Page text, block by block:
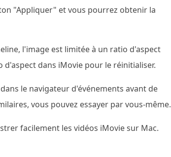
"Appliquer" et vous pourrez obtenir la
l'image est limitée à un ratio d'aspect
dans iMovie pour le réinitialiser.
le navigateur d'événements avant de
vous pouvez essayer par vous-même.
facilement les vidéos iMovie sur Mac.